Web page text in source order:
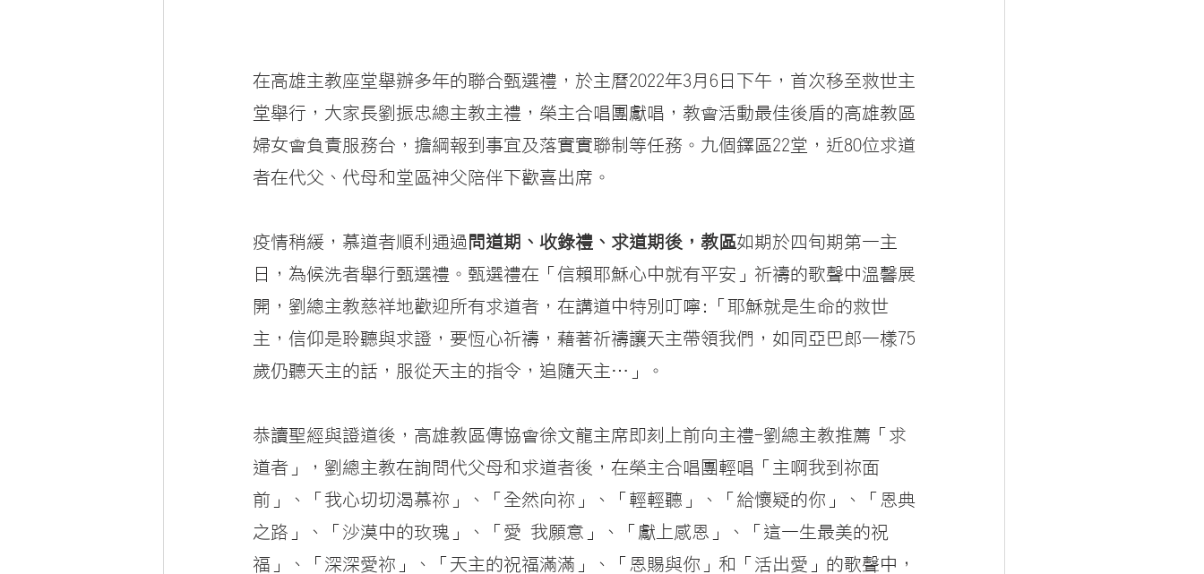
在高雄主教座堂舉辦多年的聯合甄選禮，於主曆2022年3月6日下午，首次移至救世主
堂舉行，大家長劉振忠總主教主禮，榮主合唱團獻唱，教會活動最佳後盾的高雄教區
婦女會負責服務台，擔綱報到事宜及落實實聯制等任務。九個鐸區22堂，近80位求道
者在代父、代母和堂區神父陪伴下歡喜出席。
疫情稍緩， 慕道者順利通過 問道期、收錄禮、求道期後，教區如期於四旬期第一主
日，為候洗者舉行甄選禮。甄選禮在「信賴耶穌心中就有平安」祈禱的歌聲中溫馨展
開，劉總主教慈祥地歡迎所有求道者，在講道中特別叮嚀:「耶穌就是生命的救世
主，信仰是聆聽與求證，要恆心祈禱，藉著祈禱讓天主帶領我們，如同亞巴郎一樣75
歲仍聽天主的話，服從天主的指令，追隨天主…」。
恭讀聖經與證道後，高雄教區傳協會徐文龍主席即刻上前向主禮-劉總主教推薦「求
道者」，劉總主教在詢問代父母和求道者後，在榮主合唱團輕唱「主啊我到祢面
前」、「我心切切渴慕祢」、「全然向祢」、「輕輕聽」、「給懷疑的你」、「恩典
之路」、「沙漠中的玫瑰」、「愛 我願意」、「獻上感恩」、「這一生最美的祝
福」、「深深愛祢」、「天主的祝福滿滿」、「恩賜與你」和「活出愛」的歌聲中，